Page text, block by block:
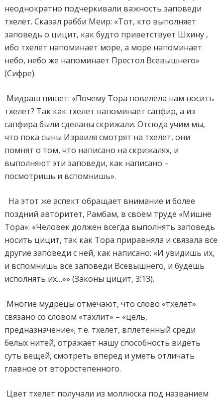
неоднократно подчеркивали важность заповеди
тхелет. Сказал рабби Меир: «Тот, кто выполняет
заповедь о цицит, как будто приветствует Шхину ,
ибо тхелет напоминает море, а море напоминает
небо, небо же напоминает Престол Всевышнего»
(Сифре).
Мидраш пишет: «Почему Тора повелела нам носить
тхелет? Так как тхелет напоминает сапфир, а из
сапфира были сделаны скрижали. Отсюда учим мы,
что пока сыны Израиля смотрят на тхелет, они
помнят о том, что написано на скрижалях, и
выполняют эти заповеди, как написано –
посмотришь и вспомнишь».
На этот же аспект обращает внимание и более
поздний авторитет, Рамбам, в своём труде «Мишне
Тора»: «Человек должен всегда выполнять заповедь
носить цицит, так как Тора приравняла и связала все
другие заповеди с ней, как написано: «И увидишь их,
и вспомнишь все заповеди Всевышнего, и будешь
исполнять их…»» (Законы цицит, 3:13).
Многие мудрецы отмечают, что слово «тхелет»
связано со словом «тахлит» – «цель,
предназначение»; т.е. тхелет, вплетенный среди
белых нитей, отражает нашу способность видеть
суть вещей, смотреть вперед и уметь отличать
главное от второстепенного.
Цвет тхелет получали из моллюска под названием